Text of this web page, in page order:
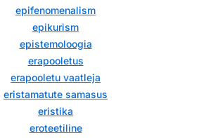
epifenomenalism
epikurism
epistemoloogia
erapooletus
erapooletu vaatleja
eristamatute samasus
eristika
eroteetiline